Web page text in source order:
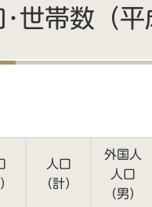
水道
工・就労
世帯数（
人口
（計）
外国人
人口
（男）